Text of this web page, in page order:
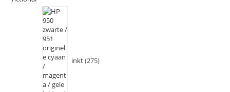
inkt 275